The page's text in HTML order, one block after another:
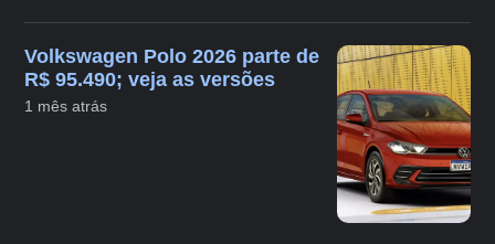
Volkswagen Polo 2026 parte de
R$ 95.490; veja as versões
1 mês atrás